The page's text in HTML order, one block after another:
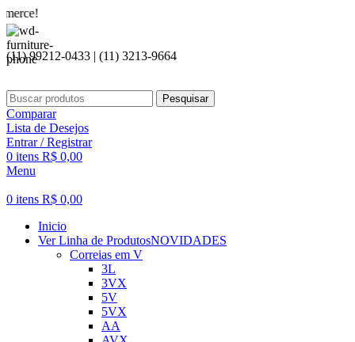
(11) 99212-0433 | (11) 3213-9664
Pesquisar
Comparar
Lista de Desejos
Entrar / Registrar
0 itens R$ 0,00
Menu
0 itens R$ 0,00
Inicio
Ver Linha de ProdutosNOVIDADES
Correias em V
3L
3VX
5V
5VX
AA